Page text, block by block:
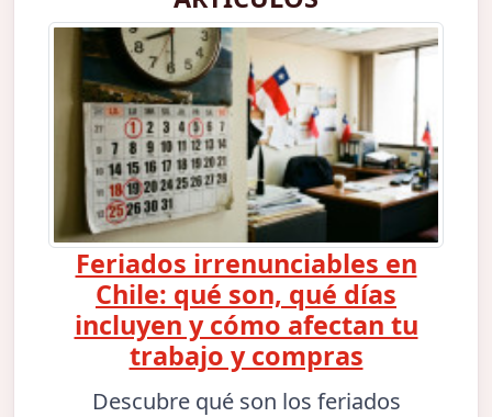
Feriados irrenunciables en
Chile: qué son, qué días
incluyen y cómo afectan tu
trabajo y compras
Descubre qué son los feriados